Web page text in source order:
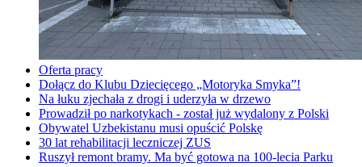
Oferta pracy
Dołącz do Klubu Dziecięcego „Motoryka Smyka”!
Na łuku zjechała z drogi i uderzyła w drzewo
Prowadził po narkotykach - został już wydalony z Polski
Obywatel Uzbekistanu musi opuścić Polskę
30 lat rehabilitacji leczniczej ZUS
Ruszył remont bramy. Ma być gotowa na 100-lecia Parku